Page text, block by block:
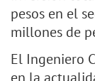
pesos en el
millones de
El Ingeniero